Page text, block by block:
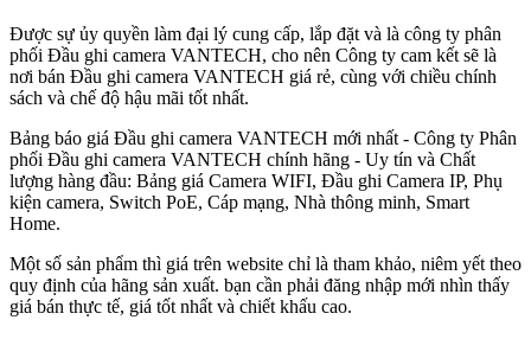
Được sự ủy quyền làm đại lý cung cấp, lắp đặt và là công ty phân
phối Đầu ghi camera VANTECH, cho nên Công ty cam kết sẽ là
nơi bán Đầu ghi camera VANTECH giá rẻ, cùng với chiều chính
sách và chế độ hậu mãi tốt nhất.
Bảng báo giá Đầu ghi camera VANTECH mới nhất - Công ty Phân
phối Đầu ghi camera VANTECH chính hãng - Uy tín và Chất
lượng hàng đầu: Bảng giá Camera WIFI, Đầu ghi Camera IP, Phụ
kiện camera, Switch PoE, Cáp mạng, Nhà thông minh, Smart
Home.
Một số sản phẩm thì giá trên website chỉ là tham khảo, niêm yết theo
quy định của hãng sản xuất. bạn cần phải đăng nhập mới nhìn thấy
giá bán thực tế, giá tốt nhất và chiết khấu cao.